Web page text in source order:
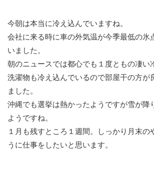
今朝は本当に冷え込んでいますね。
会社に来る時に車の外気温が今季最低の氷
いました。
朝のニュースでは都心でも１度ともの凄い
洗濯物も冷え込んでいるので部屋干の方が
ました。
沖縄でも選挙は熱かったようですが雪が降
ようですね。
１月も残すところ１週間。しっかり月末の
うに仕事をしたいと思います。